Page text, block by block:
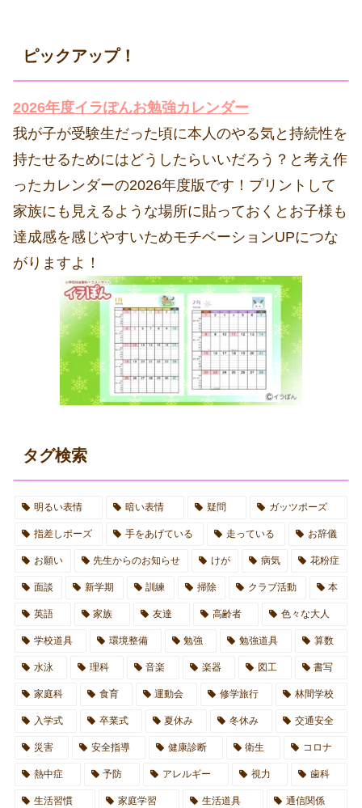
ピックアップ！
2026年度イラぽんお勉強カレンダー
我が子が受験生だった頃に本人のやる気と持続性を
持たせるためにはどうしたらいいだろう？と考え作
ったカレンダーの2026年度版です！プリントして
家族にも見えるような場所に貼っておくとお子様も
達成感を感じやすいためモチベーションUPにつな
がりますよ！
タグ検索
明るい表情 暗い表情 疑問 ガッツポーズ
指差しポーズ 手をあげている 走っている お辞儀
お願い 先生からのお知らせ けが 病気 花粉症
面談 新学期 訓練 掃除 クラブ活動 本
英語 家族 友達 高齢者 色々な大人
学校道具 環境整備 勉強 勉強道具 算数
水泳 理科 音楽 楽器 図工 書写
家庭科 食育 運動会 修学旅行 林間学校
入学式 卒業式 夏休み 冬休み 交通安全
災害 安全指導 健康診断 衛生 コロナ
熱中症 予防 アレルギー 視力 歯科
生活習慣 家庭学習 生活道具 通信関係